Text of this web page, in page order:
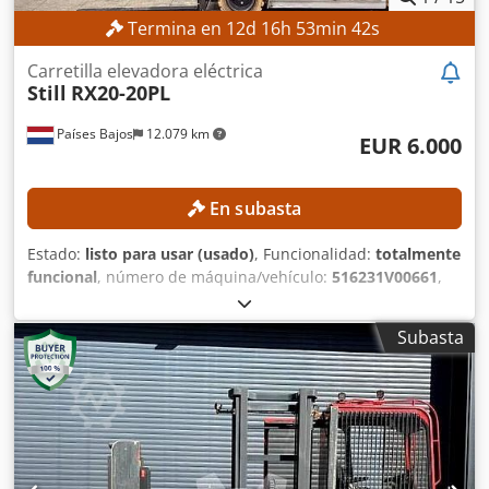
Termina en 12d 16h 53min 40s
Países Bajos 12.079 km
Carretilla elevadora eléctrica
Still RX20-20PL
EUR 6.000
En subasta
Estado: listo para usar (usado), Funcionalidad: totalmente
funcional, número de máquina/vehículo: 516231V00661,
, horas de funcionamiento:
h, capacidad de carga:2.000 kg, altura de elevación:7.960
mm, ascensor libre:2.710 mm, tipo de combustible:
eléctrico, tipo de mástil:triple, longitud de la horquilla:
1.200 mm, DETALLES TÉCNICOS Capacidad de carga: 2000
kg Altura máxima de elevación: 7960 mm Elevación libre:
2710 mm Longitud de las horquillas: 1200 mm Ancho
máximo de las horquillas: 940 mm Ancho mínimo de las
horquillas: 240 mm DETALLES DE LA MÁQUINA Tipo de
Subasta